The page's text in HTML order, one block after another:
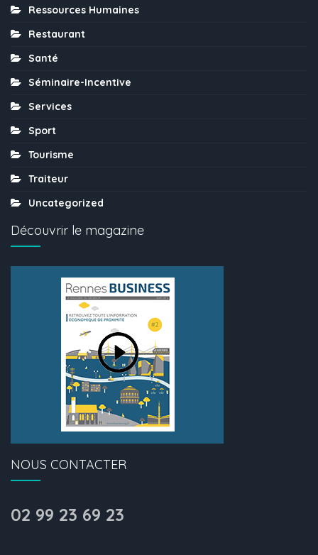
Ressources Humaines
Restaurant
Santé
Séminaire-Incentive
Services
Sport
Tourisme
Traiteur
Uncategorized
Découvrir le magazine
NOUS CONTACTER
02 99 23 69 23